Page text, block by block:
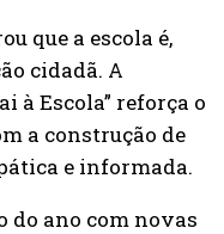
que a escola é,
cidadã. A
à Escola” reforça o
a construção de
e informada.
do ano com novas